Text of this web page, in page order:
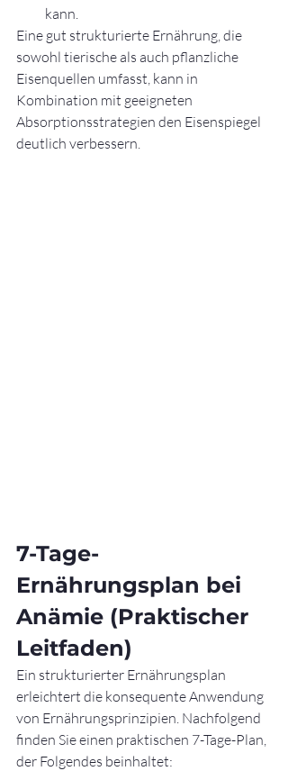
kann.
Eine gut strukturierte Ernährung, die
sowohl tierische als auch pflanzliche
Eisenquellen umfasst, kann in
Kombination mit geeigneten
Absorptionsstrategien den Eisenspiegel
deutlich verbessern.
7-Tage-
Ernährungsplan bei
Anämie (Praktischer
Leitfaden)
Ein strukturierter Ernährungsplan
erleichtert die konsequente Anwendung
von Ernährungsprinzipien. Nachfolgend
finden Sie einen praktischen 7-Tage-Plan,
der Folgendes beinhaltet: